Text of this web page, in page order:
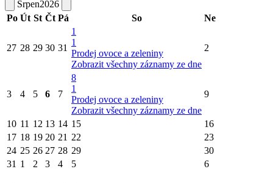
Srpen2026
Po Út St Čt Pá So Ne
27 28 29 30 31
1
1
Prodej ovoce a zeleniny
Zobrazit všechny záznamy ze dne
2
3 4 5 6 7
8
1
Prodej ovoce a zeleniny
Zobrazit všechny záznamy ze dne
9
10 11 12 13 14 15
16
17 18 19 20 21 22
23
24 25 26 27 28 29
30
31 1 2 3 4 5 6